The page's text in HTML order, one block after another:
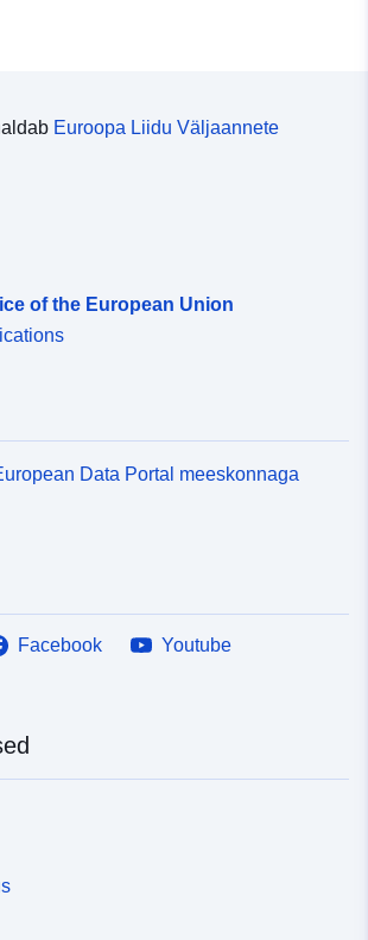
Euroopa Liidu Väljaannete
of the European Union
Data Portal meeskonnaga
Facebook
Youtube